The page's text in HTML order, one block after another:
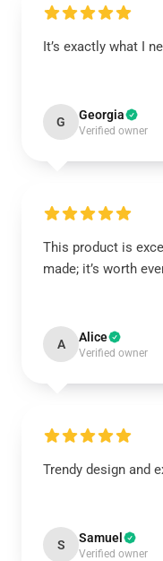
It’s exactly what I
G Georgia
Verified owner
This product is
made; it’s worth
A Alice
Verified owner
Trendy design and
S Samuel
Verified owner